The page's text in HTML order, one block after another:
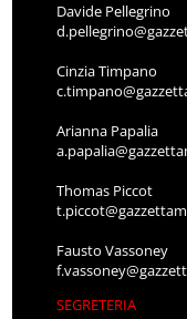
Davide Pellegrino
Cinzia Timpano
Arianna Papalia
Thomas Piccot
Fausto Vassoney
SEGRETERIA